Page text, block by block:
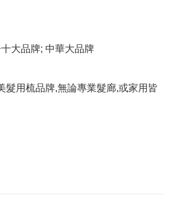
大品牌; 中華大品牌